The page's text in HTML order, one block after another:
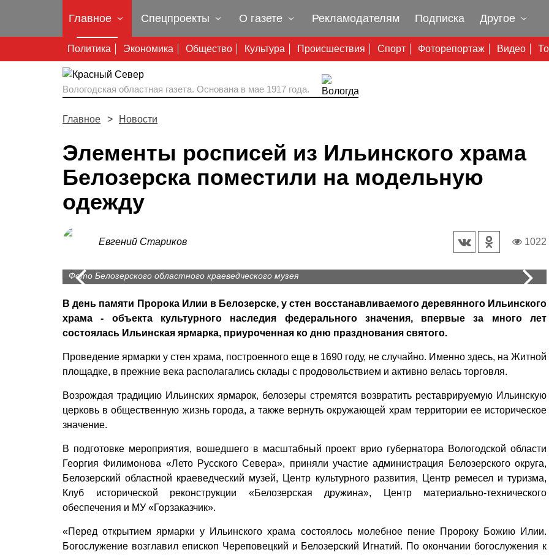
Главное
Политика Экономика Общество Культура Происшествия Спорт Фоторепортаж Видео
Спецпроекты О газете Рекламодателям Подписка Другое
Вологодская областная газета. Основана в мае 1917 года.
Главное Новости
Элементы росписей из Ильинского храма
Белозерска поместили на модельную
одежду
Евгений Стариков 1022
Prev
Фото Белозерского областного краеведческого музея
В день памяти Пророка Илии в Белозерске, у стен восстанавливаемого деревянного Ильинского
храма - объекта культурного наследия федерального значения, впервые за много лет
состоялась Ильинская ярмарка, приуроченная ко дню празднования святого.
Проведение ярмарки у стен храма, построенного еще в 1690 году, не случайно. Именно здесь, на Житной
площадке, в прежние века располагались склады с продовольствием и активно велась торговля.
Возрождая традицию Ильинских ярмарок, белозеры стремятся возвратить реставрируемую Ильинскую
церковь в общественную жизнь города, а также вернуть окружающей храм территории ее историческое
значение.
В подготовке мероприятия, вошедшего в масштабный проект врио губернатора Вологодской области
Георгия Филимонова «Лето Русского Севера», приняли участие администрация Белозерского округа,
Белозерский областной краеведческий музей, Центр культурного развития, Центр ремесел и туризма,
Клуб исторической реконструкции «Белозерская дружина», Центр материально-технического
обеспечения и МУ «Горзаказчик».
«Перед открытием ярмарки у Ильинского храма состоялось молебное пение Пророку Божию Илии.
Богослужение возглавил епископ Череповецкий и Белозерский Игнатий. По окончании богослужения к